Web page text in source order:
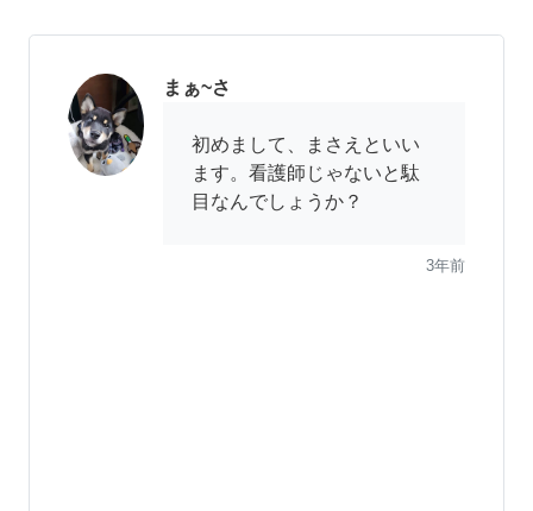
まぁ~さ
初めまして、まさえといい
ます。看護師じゃないと駄
目なんでしょうか？
3年前